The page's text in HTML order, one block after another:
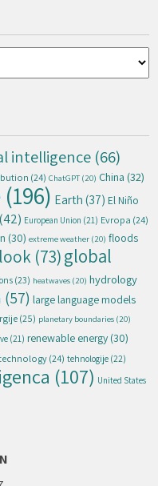
intelligence (66)
(24) ChatGPT (20) China (32)
(196) Earth (37) El Niño
(42) European Union (21) Evropa (24)
(30) extreme weather (20) floods
(73)global
(23) heatwaves (20) hydrology
(57) large language models
(25) planetary boundaries (20)
(21) renewable energy (30)
(24) tehnologije (22)
(107) United States
N